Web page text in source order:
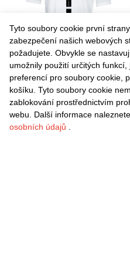
Danxen Dámské Ivan
Martinez #0 Černá Bílá Žlutá
Domů Hráčské Dresy
2025/26 Dres
Kč1.539,60
Tyto soubory cookie první
zabezpečení našich webových
požadujete. Obvykle se
umožnily použití určitých
preferencí pro soubory cookie,
košíku. Tyto soubory cookie
zablokování prostřednictvím
webu. Další informace
osobních údajů